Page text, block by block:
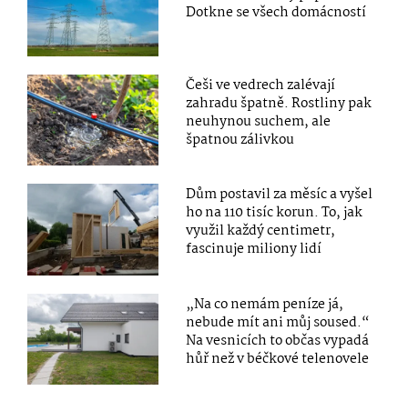
Dotkne se všech domácností
Češi ve vedrech zalévají
zahradu špatně. Rostliny pak
neuhynou suchem, ale
špatnou zálivkou
Dům postavil za měsíc a vyšel
ho na 110 tisíc korun. To, jak
využil každý centimetr,
fascinuje miliony lidí
„Na co nemám peníze já,
nebude mít ani můj soused.“
Na vesnicích to občas vypadá
hůř než v béčkové telenovele